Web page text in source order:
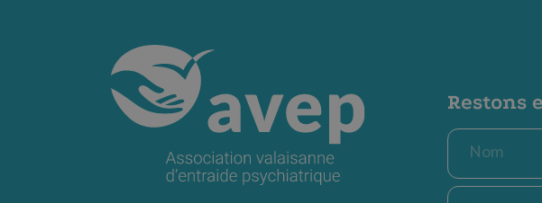
Restons
Nom
E-